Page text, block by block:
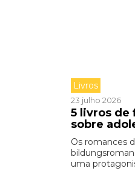
Livros
23 julho 2026
5 livros de
sobre
Os romances
uma